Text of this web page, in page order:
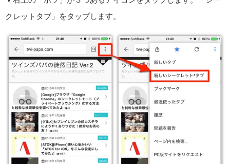
クレットタブ」をタップします。